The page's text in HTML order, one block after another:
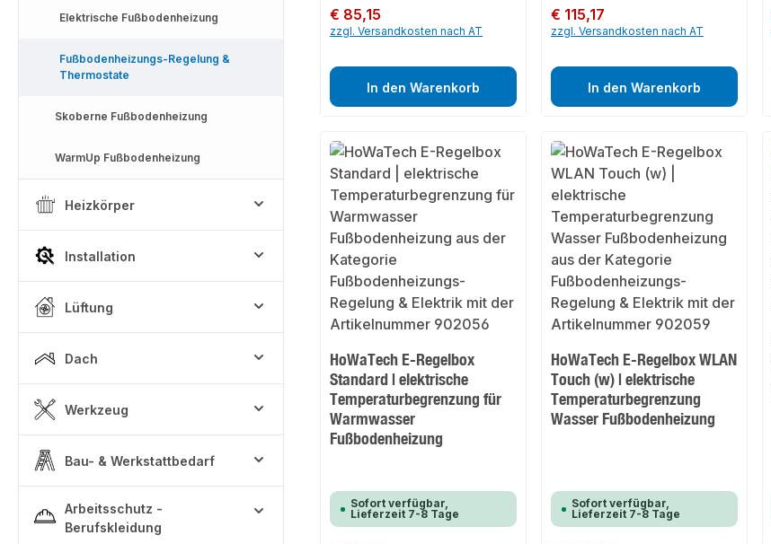
Elektrische Fußbodenheizung
Fußbodenheizungs-Regelung &
Thermostate
Skoberne Fußbodenheizung
WarmUp Fußbodenheizung
Heizkörper
Installation
Lüftung
Dach
Werkzeug
Bau- & Werkstattbedarf
Arbeitsschutz -
Berufskleidung
Regulärer Preis:
€ 85,15
zzgl. Versandkosten nach AT
In den Warenkorb
Regulärer Preis:
€ 115,17
zzgl. Versandkosten nach AT
In den Warenkorb
HoWaTech E-Regelbox
Standard | elektrische
Temperaturbegrenzung für
Warmwasser
Fußbodenheizung
Sofort verfügbar,
Lieferzeit 7-8 Tage
HoWaTech E-Regelbox WLAN
Touch (w) | elektrische
Temperaturbegrenzung
Wasser Fußbodenheizung
Sofort verfügbar,
Lieferzeit 7-8 Tage